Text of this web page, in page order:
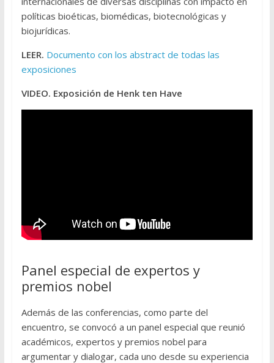
políticas bioéticas, biomédicas, biotecnológicas y
biojurídicas.
LEER. Documento con los abstract de todas las
exposiciones
VIDEO. Exposición de Henk ten Have
Panel especial de expertos y
premios nobel
Además de las conferencias, como parte del
encuentro, se convocó a un panel especial que reunió
académicos, expertos y premios nobel para
argumentar y dialogar, cada uno desde su experiencia